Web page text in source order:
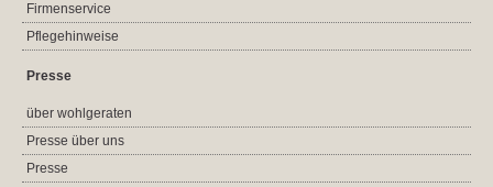
Firmenservice
Pflegehinweise
Presse
über wohlgeraten
Presse über uns
Presse